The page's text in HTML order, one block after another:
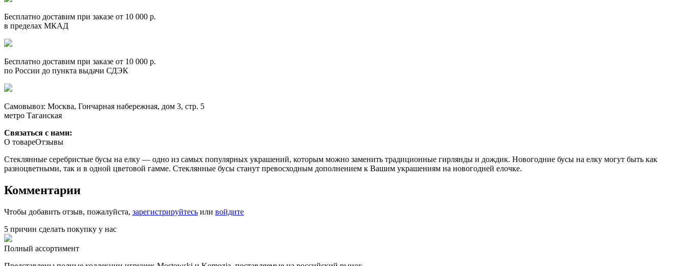
Бесплатно доставим при заказе от 10 000 р.
в пределах МКАД
Бесплатно доставим при заказе от 10 000 р.
по России до пункта выдачи СДЭК
Самовывоз: Москва, Гончарная набережная, дом 3, стр. 5
метро Таганская
Связаться с нами:
О товареОтзывы
Стеклянные серебристые бусы на елку — одно из самых популярных украшений, которым можно заменить традиционные гирлянды и дождик. Новогодние бусы на елку могут быть как
разноцветными, так и в одной цветовой гамме. Стеклянные бусы станут превосходным дополнением к Вашим украшениям на новогодней елочке.
Комментарии
Чтобы добавить отзыв, пожалуйста, зарегистрируйтесь или войдите
5 причин сделать покупку у нас
Полный ассортимент